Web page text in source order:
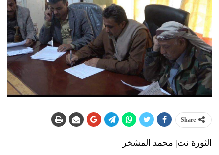
Share
الثورة نت| محمد المشخر